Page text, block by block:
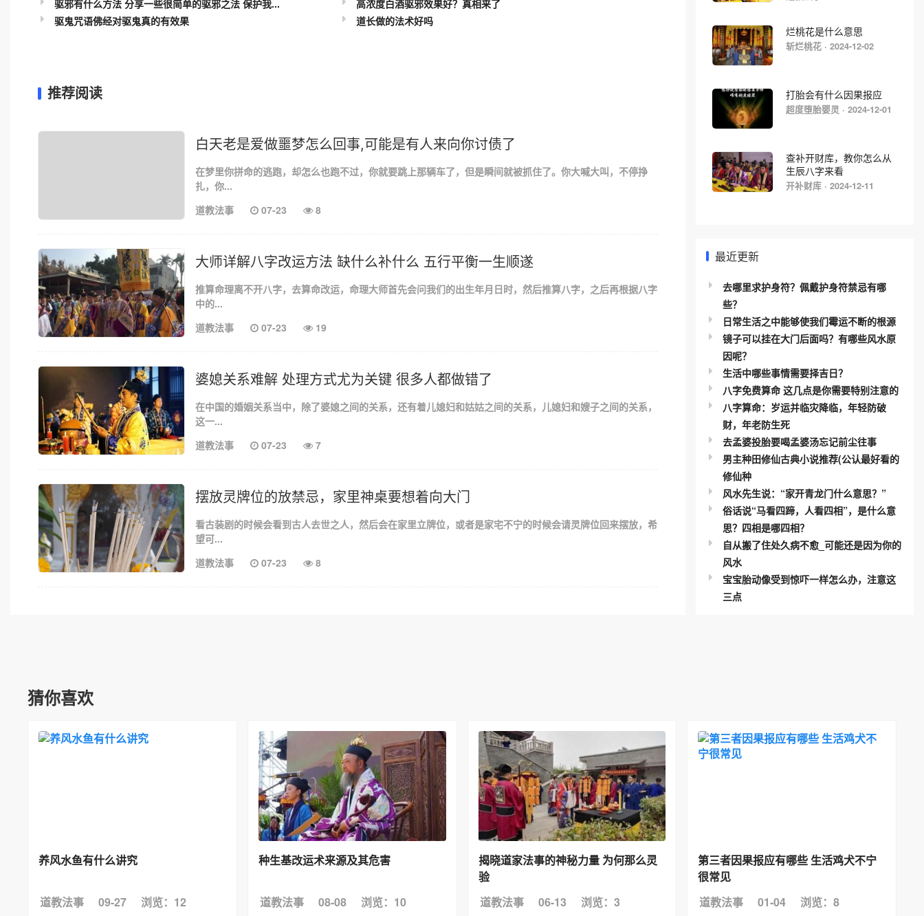
驱邪有什么方法 分享一些很简单的驱邪之法 保护我...
高浓度白酒驱邪效果好？真相来了
驱鬼咒语佛经对驱鬼真的有效果
道长做的法术好吗
推荐阅读
白天老是爱做噩梦怎么回事,可能是有人来向你讨债了
在梦里你拼命的逃跑，却怎么也跑不过，你就要跳上那辆车了，但是瞬间就被抓住了。你大喊大叫，不停挣
扎，你...
道教法事
07-23 8
大师详解八字改运方法 缺什么补什么 五行平衡一生顺遂
推算命理离不开八字，去算命改运，命理大师首先会问我们的出生年月日时，然后推算八字，之后再根据八字
中的...
道教法事
07-23 19
婆媳关系难解 处理方式尤为关键 很多人都做错了
在中国的婚姻关系当中，除了婆媳之间的关系，还有着儿媳妇和姑姑之间的关系，儿媳妇和嫂子之间的关系，
这一...
道教法事
07-23 7
摆放灵牌位的放禁忌，家里神桌要想着向大门
看古装剧的时候会看到古人去世之人，然后会在家里立牌位，或者是家宅不宁的时候会请灵牌位回来摆放，希
望可...
道教法事
07-23 8
烂桃花是什么意思
斩烂桃花 · 2024-12-02
打胎会有什么因果报应
超度堕胎婴灵 · 2024-12-01
查补开财库，教你怎么从
生辰八字来看
开补财库 · 2024-12-11
最近更新
去哪里求护身符？佩戴护身符禁忌有哪
些？
日常生活之中能够使我们霉运不断的根源
镜子可以挂在大门后面吗？有哪些风水原
因呢？
生活中哪些事情需要择吉日？
八字免费算命 这几点是你需要特别注意的
八字算命：岁运并临灾降临，年轻防破
财，年老防生死
去孟婆投胎要喝孟婆汤忘记前尘往事
男主种田修仙古典小说推荐(公认最好看的
修仙种
风水先生说：“家开青龙门什么意思？”
俗话说“马看四蹄，人看四相”，是什么意
思？四相是哪四相？
自从搬了住处久病不愈_可能还是因为你的
风水
宝宝胎动像受到惊吓一样怎么办，注意这
三点
猜你喜欢
养风水鱼有什么讲究
道教法事 09-27 浏览：12
种生基改运术来源及其危害
道教法事 08-08 浏览：10
揭晓道家法事的神秘力量 为何那么灵
验
道教法事
06-13 浏览：3
第三者因果报应有哪些 生活鸡犬不宁
很常见
道教法事
01-04 浏览：8